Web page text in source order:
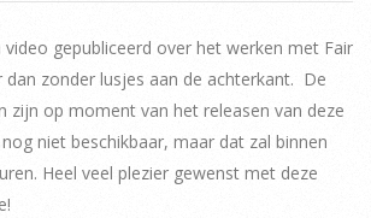
video gepubliceerd over het werken met Fair
dan zonder lusjes aan de achterkant. De
zijn op moment van het releasen van deze
niet beschikbaar, maar dat zal binnen
Heel veel plezier gewenst met deze